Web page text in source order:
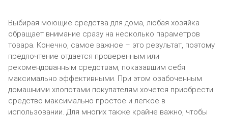
Выбирая моющие средства для дома, любая хозяйка
обращает внимание сразу на несколько параметров
товара. Конечно, самое важное – это результат, поэтому
предпочтение отдается проверенным или
рекомендованным средствам, показавшим себя
максимально эффективными. При этом озабоченным
домашними хлопотами покупателям хочется приобрести
средство максимально простое и легкое в
использовании. Для многих также крайне важно, чтобы